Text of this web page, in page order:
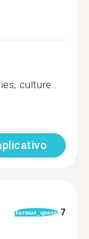
culture..
format_quote 7